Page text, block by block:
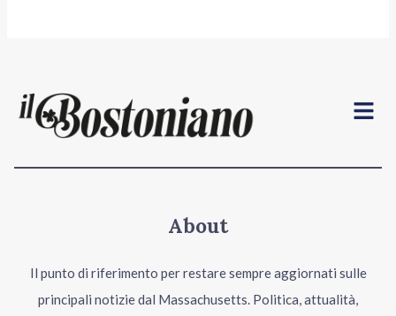
Menu
About
Il punto di riferimento per restare sempre aggiornati sulle
principali notizie dal Massachusetts. Politica, attualità,